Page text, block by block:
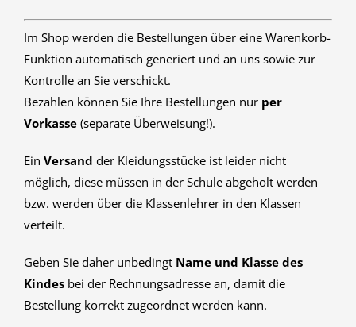
Im Shop werden die Bestellungen über eine Warenkorb-
Funktion automatisch generiert und an uns sowie zur
Kontrolle an Sie verschickt.
Bezahlen können Sie Ihre Bestellungen nur per
Vorkasse (separate Überweisung!).
Ein Versand der Kleidungsstücke ist leider nicht
möglich, diese müssen in der Schule abgeholt werden
bzw. werden über die Klassenlehrer in den Klassen
verteilt.
Geben Sie daher unbedingt Name und Klasse des
Kindes bei der Rechnungsadresse an, damit die
Bestellung korrekt zugeordnet werden kann.